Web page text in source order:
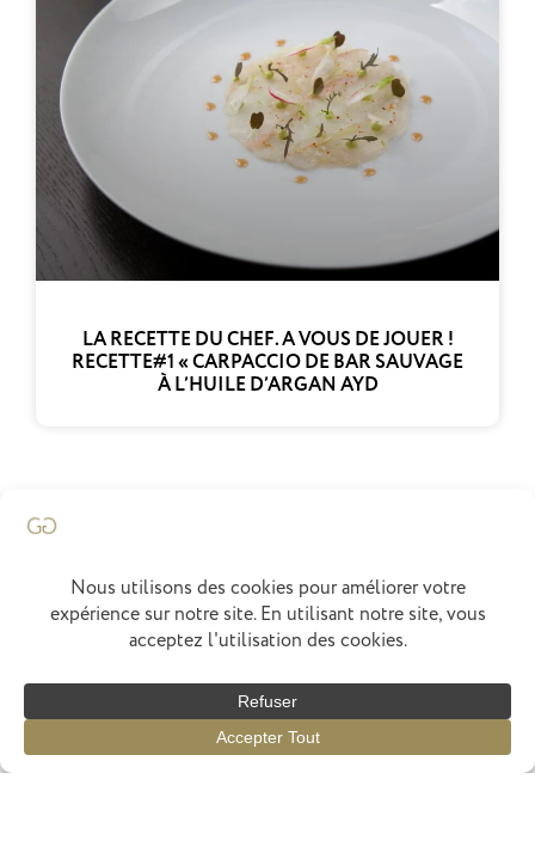
LA RECETTE DU CHEF. A VOUS DE JOUER !
RECETTE#1 « CARPACCIO DE BAR SAUVAGE
À L’HUILE D’ARGAN AYD
Francois Marchenay
Chef Concept Menus
Actus
Avis Réservation